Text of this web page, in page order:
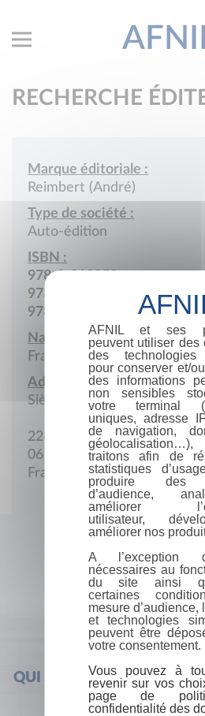
RECHERCHE
Marque éditoriale :
Reimbert (André)
Type de société :
Auto-édition
ISBN :
978-2-919052
978-2-9510464
978-2-9521289
Nationalité :
France
Adresse :
Siège social
226 Boulevard Jean Maurel
06140 Vence
France
QUI SOMMES-NOUS ?
AFNIL et ses
peuvent utiliser des
des technologies
pour conserver et/
des informations
non sensibles
votre terminal
uniques, adresse
de navigation,
géolocalisation…),
traitons afin de
statistiques
produire des
d’audience,
améliorer
utilisateur,
améliorer nos
A l’exception
nécessaires au
du site ainsi
certaines
mesure d’audience,
et technologies
peuvent être
votre consentement.
Vous pouvez à
revenir sur vos
page de
confidentialité des